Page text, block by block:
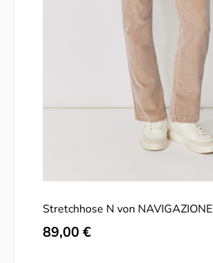
Stretchhose N von NAVIGAZIONE
Regulärer Preis:
89,00 €